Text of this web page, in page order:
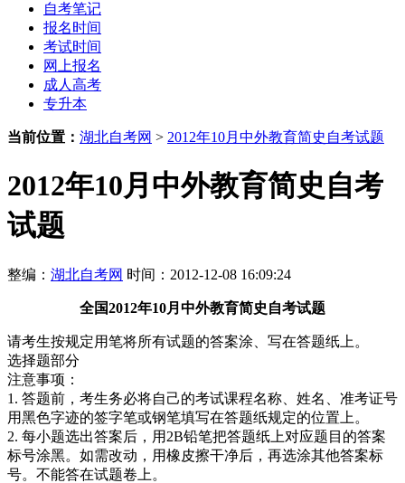
自考笔记
报名时间
考试时间
网上报名
成人高考
专升本
当前位置： 湖北自考网 > 2012年10月中外教育简史自考试题
2012年10月中外教育简史自考
试题
整编： 湖北自考网 时间：2012-12-08 16:09:24
全国2012年10月 中外教育简史自考试题
请考生按规定用笔将所有试题的答案涂、写在答题纸上。
选择题部分
注意事项：
1. 答题前，考生务必将自己的考试课程名称、姓名、准考证号
用黑色字迹的签字笔或钢笔填写在答题纸规定的位置上。
2. 每小题选出答案后，用2B铅笔把答题纸上对应题目的答案
标号涂黑。如需改动，用橡皮擦干净后，再选涂其他答案标
号。不能答在试题卷上。